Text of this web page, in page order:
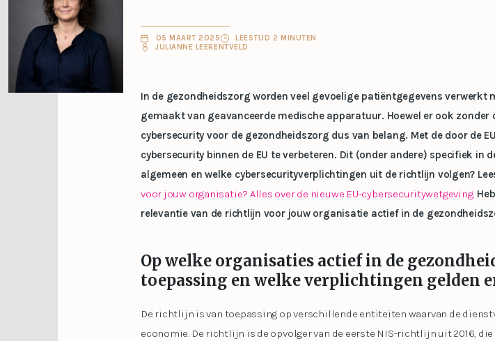
05 MAART 2025
LEESTIJD 2 MINUTEN
JULIANNE LEERENTVELD
In de gezondheidszorg worden veel gevoelige patiëntgegevens
gemaakt van geavanceerde medische apparatuur. Hoewel er ook
cybersecurity voor de gezondheidszorg dus van belang. Met de door de
cybersecurity binnen de EU te verbeteren. Dit (onder andere) specifiek
algemeen en welke cybersecurityverplichtingen uit de richtlijn volgen?
voor jouw organisatie? Alles over de nieuwe EU-cybersecuritywetgeving.
relevantie van de richtlijn voor jouw organisatie actief in de
Op welke organisaties actief in de
toepassing en welke verplichtingen gelden
De richtlijn is van toepassing op verschillende entiteiten waarvan de
economie. De richtlijn is de opvolger van de eerste NIS-richtlijn uit 2016,